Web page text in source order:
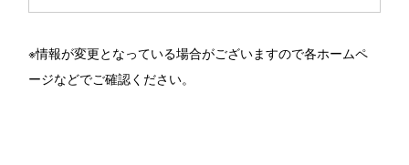
※情報が変更となっている場合がございますので各ホームペ
ージなどでご確認ください。